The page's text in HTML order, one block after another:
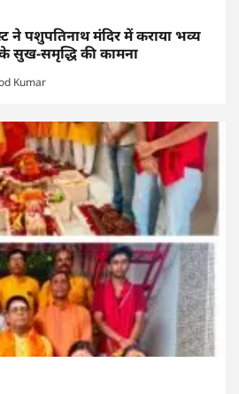
ने पशुपतिनाथ मंदिर में कराया भव्य
सुख-समृद्धि की कामना
Kumar